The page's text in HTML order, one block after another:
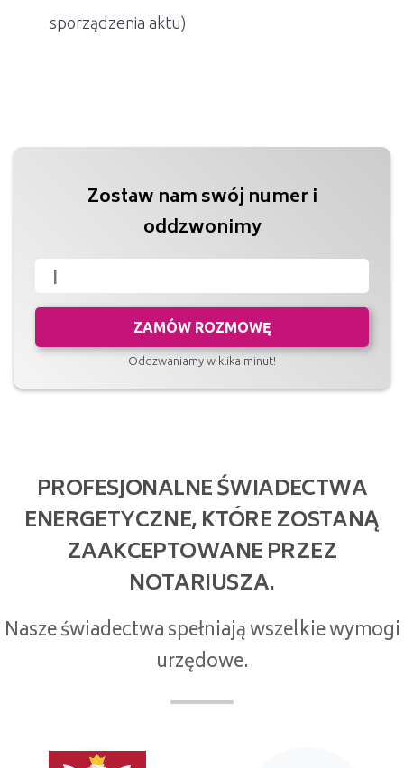
sporządzenia aktu)
Zostaw nam swój numer i
oddzwonimy
ZAMÓW ROZMOWĘ
Oddzwaniamy w klika minut!
PROFESJONALNE ŚWIADECTWA
ENERGETYCZNE, KTÓRE ZOSTANĄ
ZAAKCEPTOWANE PRZEZ
NOTARIUSZA.
Nasze świadectwa spełniają wszelkie wymogi
urzędowe.